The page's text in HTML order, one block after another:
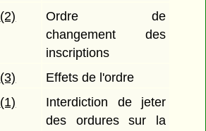
(2)
Ordre de
changement des
inscriptions
(3)
Effets de l'ordre
(1)
Interdiction de jeter
des ordures sur la